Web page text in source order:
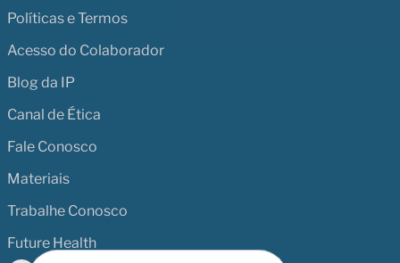
Políticas e Termos
Acesso do Colaborador
Blog da IP
Canal de Ética
Fale Conosco
Materiais
Trabalhe Conosco
Future Health